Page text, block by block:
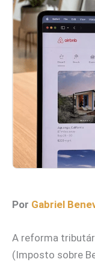
Por Gabriel
A reforma
(Imposto sobre